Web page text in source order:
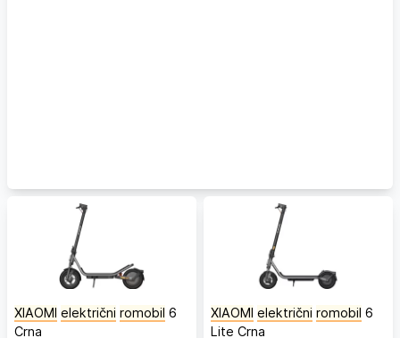
XIAOMI električni romobil 6
Crna
XIAOMI električni romobil 6
Lite Crna